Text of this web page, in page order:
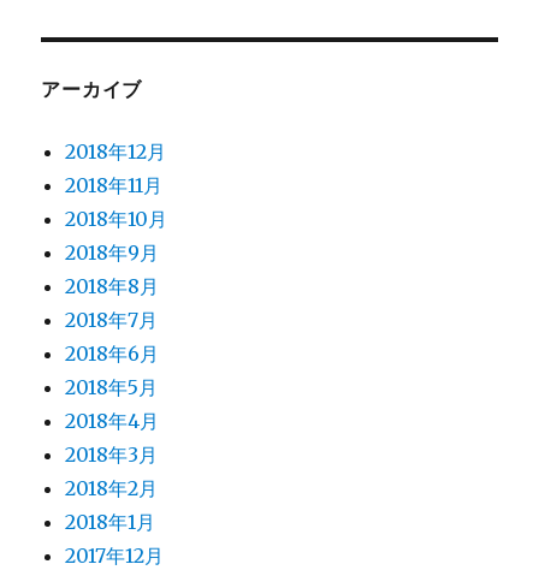
アーカイブ
2018年12月
2018年11月
2018年10月
2018年9月
2018年8月
2018年7月
2018年6月
2018年5月
2018年4月
2018年3月
2018年2月
2018年1月
2017年12月